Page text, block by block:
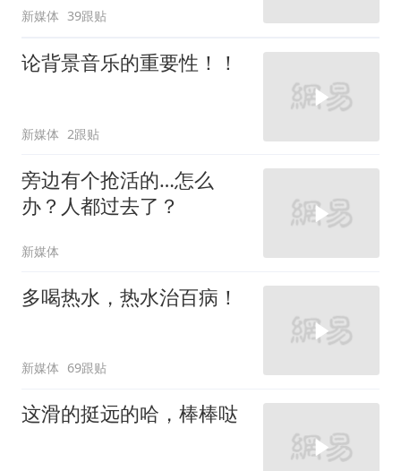
新媒体 39跟贴
论背景音乐的重要性！！
新媒体 2跟贴
旁边有个抢活的…怎么
办？人都过去了？
新媒体
多喝热水，热水治百病！
新媒体 69跟贴
这滑的挺远的哈，棒棒哒